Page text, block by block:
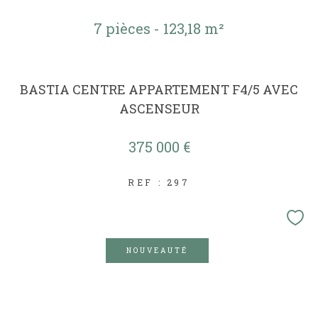
7 pièces - 123,18 m²
BASTIA CENTRE APPARTEMENT F4/5 AVEC
ASCENSEUR
375 000 €
REF : 297
NOUVEAUTÉ